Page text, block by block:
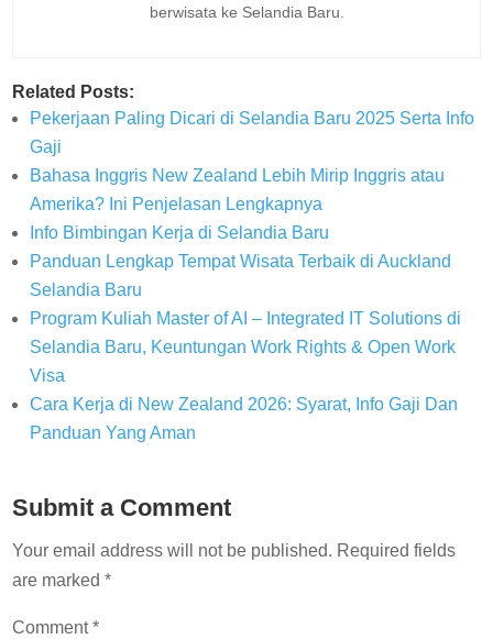
berwisata ke Selandia Baru.
Related Posts:
Pekerjaan Paling Dicari di Selandia Baru 2025 Serta Info
Gaji
Bahasa Inggris New Zealand Lebih Mirip Inggris atau
Amerika? Ini Penjelasan Lengkapnya
Info Bimbingan Kerja di Selandia Baru
Panduan Lengkap Tempat Wisata Terbaik di Auckland
Selandia Baru
Program Kuliah Master of AI – Integrated IT Solutions di
Selandia Baru, Keuntungan Work Rights & Open Work
Visa
Cara Kerja di New Zealand 2026: Syarat, Info Gaji Dan
Panduan Yang Aman
Submit a Comment
Your email address will not be published. Required fields
are marked*
Comment*